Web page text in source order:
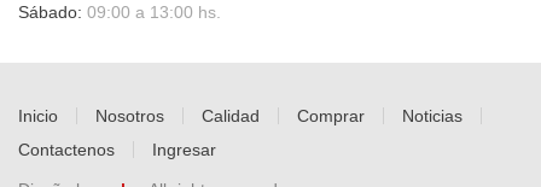
Sábado: 09:00 a 13:00 hs.
Inicio Nosotros Calidad Comprar
Noticias
Contactenos
Ingresar